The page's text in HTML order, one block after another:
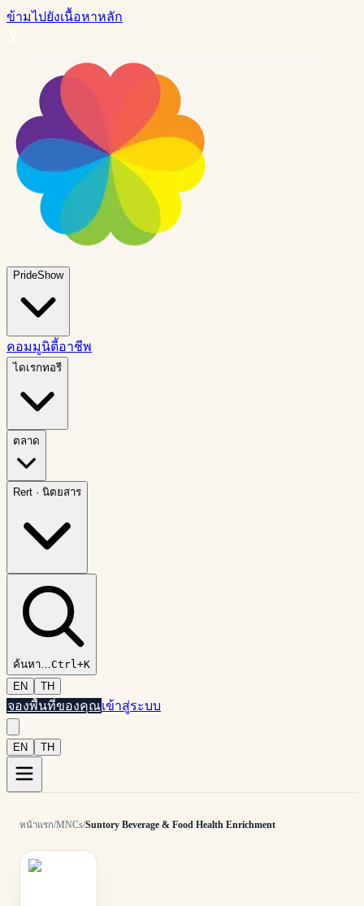
ข้ามไปยังเนื้อหาหลัก
PrideShow
คอมมูนิตี้อาชีพ
ไดเรกทอรี
ตลาด
Rert · นิตยสาร
ค้นหา…Ctrl+K
EN
TH
จองพื้นที่ของคุณเข้าสู่ระบบ
EN TH
หน้าแรก/MNCs/Suntory Beverage & Food Health Enrichment